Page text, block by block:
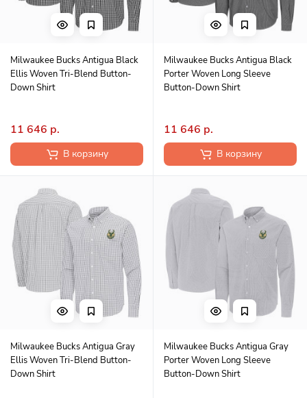
Milwaukee Bucks Antigua Black
Ellis Woven Tri-Blend Button-
Down Shirt
11 646 р.
В корзину
Milwaukee Bucks Antigua Black
Porter Woven Long Sleeve
Button-Down Shirt
11 646 р.
В корзину
Milwaukee Bucks Antigua Gray
Ellis Woven Tri-Blend Button-
Down Shirt
Milwaukee Bucks Antigua Gray
Porter Woven Long Sleeve
Button-Down Shirt